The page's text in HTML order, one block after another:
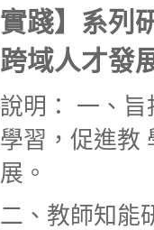
實踐】系列
跨域人才發
說明： 一、
學習，促進教
展。
二、教師知能